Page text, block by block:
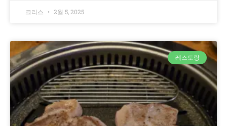
크리스 2월 5, 2025
레스토랑